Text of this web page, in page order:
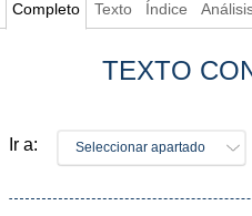
Completo Texto Índice
TEXTO
Ir a: Seleccionar apartado